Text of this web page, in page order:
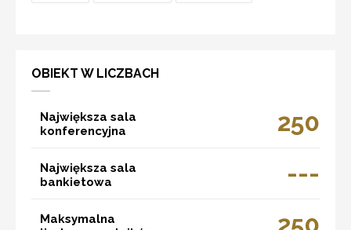
OBIEKT W LICZBACH
Największa sala
konferencyjna
250
Największa sala
bankietowa
---
Maksymalna